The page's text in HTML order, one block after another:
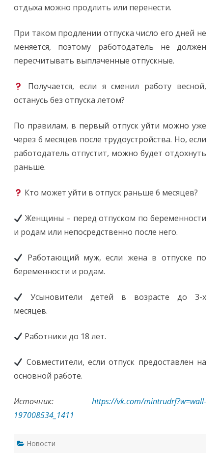
отдыха можно продлить или перенести.
При таком продлении отпуска число его дней не
меняется, поэтому работодатель не должен
пересчитывать выплаченные отпускные.
Получается, если я сменил работу весной,
останусь без отпуска летом?
По правилам, в первый отпуск уйти можно уже
через 6 месяцев после трудоустройства. Но, если
работодатель отпустит, можно будет отдохнуть
раньше.
Кто может уйти в отпуск раньше 6 месяцев?
Женщины – перед отпуском по беременности
и родам или непосредственно после него.
Работающий муж, если жена в отпуске по
беременности и родам.
Усыновители детей в возрасте до 3-х
месяцев.
Работники до 18 лет.
Совместители, если отпуск предоставлен на
основной работе.
Источник: https://vk.com/mintrudrf?w=wall-
197008534_1411
Новости